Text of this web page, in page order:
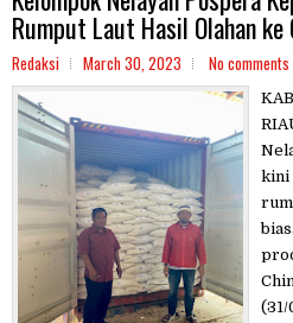
Rumput Laut Hasil Olahan ke
Redaksi March 30, 2023 No comments
kini